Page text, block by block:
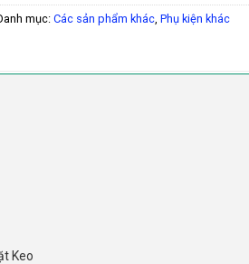
mục:Các sản phẩm khác ,Phụ kiện khác
Keo